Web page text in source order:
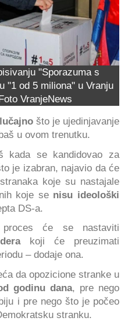
"Sporazuma s
"1 od 5 miliona" u Vranju
VranjeNews
što je ujedinjavanje
u ovom trenutku.
kada se kandidovao za
je izabran, najavio da će
koje su nastajale
koje se nisu ideološki
DS-a.
će se nastaviti
koji će preuzimati
– dodaje ona.
da opozicione stranke u
godinu dana, pre nego
i pre nego što je počeo
stranku.